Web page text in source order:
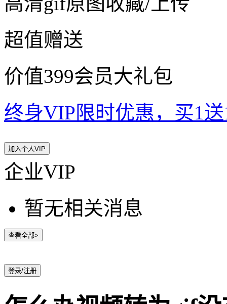
超值赠送
价值399会员大礼包
终身VIP限时优惠，买1
加入个人VIP
企业VIP
暂无相关消息
查看全部>
登录/注册